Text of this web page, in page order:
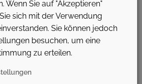
freiem Himmel im Wald geschlafen.
was es in den dunklen deutschen
Wenn Sie auf "Akzeptieren"
sich mit der Verwendung
Sie können jedoch
besuchen, um eine
zu erteilen.